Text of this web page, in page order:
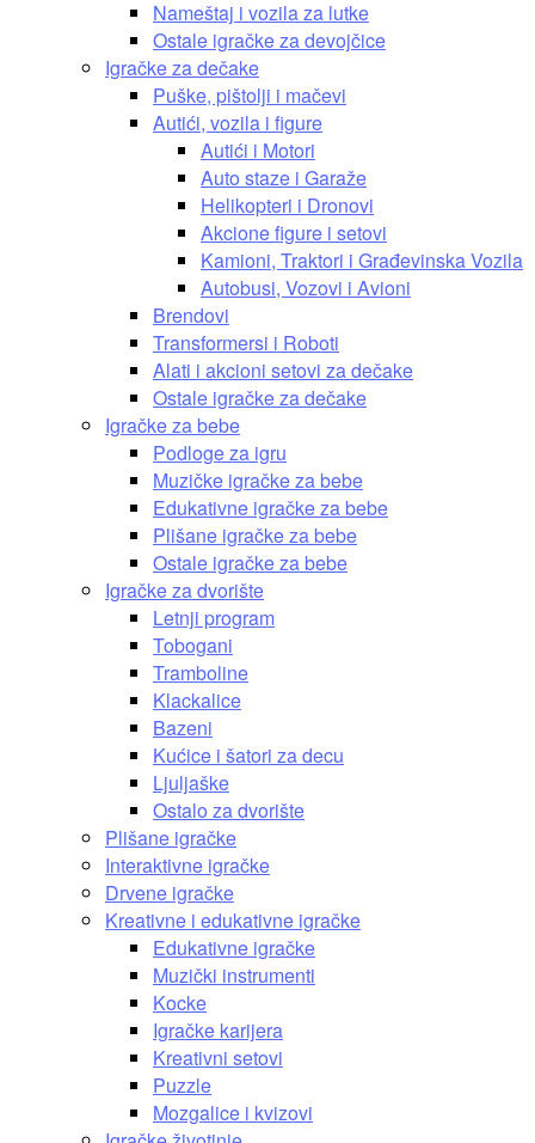
Nameštaj i vozila za lutke
Ostale igračke za devojčice
Igračke za dečake
Puške, pištolji i mačevi
Autići, vozila i figure
Autići i Motori
Auto staze i Garaže
Helikopteri i Dronovi
Akcione figure i setovi
Kamioni, Traktori i Građevinska Vozila
Autobusi, Vozovi i Avioni
Brendovi
Transformersi i Roboti
Alati i akcioni setovi za dečake
Ostale igračke za dečake
Igračke za bebe
Podloge za igru
Muzičke igračke za bebe
Edukativne igračke za bebe
Plišane igračke za bebe
Ostale igračke za bebe
Igračke za dvorište
Letnji program
Tobogani
Tramboline
Klackalice
Bazeni
Kućice i šatori za decu
Ljuljaške
Ostalo za dvorište
Plišane igračke
Interaktivne igračke
Drvene igračke
Kreativne i edukativne igračke
Edukativne igračke
Muzički instrumenti
Kocke
Igračke karijera
Kreativni setovi
Puzzle
Mozgalice i kvizovi